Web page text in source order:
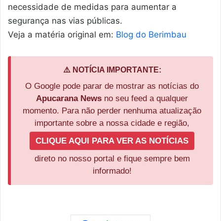
necessidade de medidas para aumentar a
segurança nas vias públicas.
Veja a matéria original em: Blog do Berimbau
⚠️ NOTÍCIA IMPORTANTE:
O Google pode parar de mostrar as notícias do
Apucarana News no seu feed a qualquer
momento. Para não perder nenhuma atualização
importante sobre a nossa cidade e região,
CLIQUE AQUI PARA VER AS NOTÍCIAS
direto no nosso portal e fique sempre bem
informado!